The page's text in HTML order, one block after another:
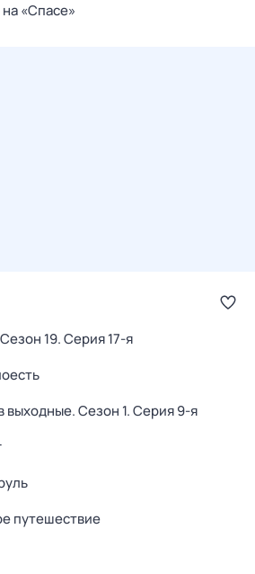
«Спасе»
19. Серия 17-я
выходные. Сезон 1. Серия 9-я
путешествие